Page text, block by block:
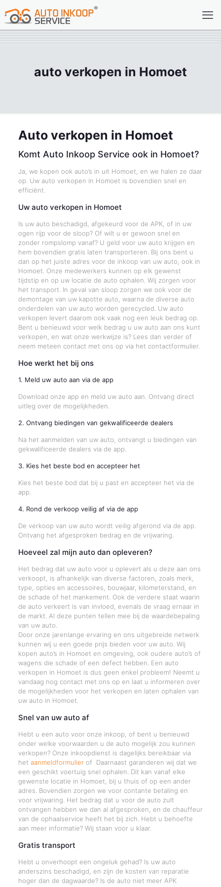
auto verkopen in Homoet
Auto verkopen in Homoet
Komt Auto Inkoop Service ook in Homoet?
Ja, we kopen ook auto’s in uit Homoet, en we halen ze daar
op. Uw auto verkopen in Homoet is bovendien snel en
efficiënt.
Uw auto verkopen in Homoet
Is uw auto beschadigd, afgekeurd voor de APK, of in uw
ogen rijp voor de sloop? Of wilt u er gewoon snel en
zonder rompslomp vanaf? U geld voor uw auto krijgen en
hem bovendien gratis laten transporteren. Bij ons bent u
dan op het juiste adres voor de inkoop van uw auto, ook in
Homoet. Onze medewerkers kunnen op elk gewenst
tijdstip en op uw locatie de auto ophalen. Wij zorgen voor
het transport. In geval van sloop zorgen we ook voor de
demontage van uw kapotte auto, waarna de diverse auto
onderdelen van uw auto worden gerecycled. Uw auto
verkopen levert daarom ook vaak nog een leuk bedrag op.
Bent u benieuwd voor welk bedrag u uw auto aan ons kunt
verkopen, en wat onze werkwijze is? Lees dan verder of
neem meteen contact met ons op via het contactformulier.
Hoe werkt het bij ons
1. Meld uw auto aan via de app
Download onze app en meld uw auto aan. Ontvang direct
uitleg over de mogelijkheden.
2. Ontvang biedingen van gekwalificeerde dealers
Na het aanmelden van uw auto, ontvangt u biedingen van
gekwalificeerde dealers via de app.
3. Kies het beste bod en accepteer het
Kies het beste bod dat bij u past en accepteer het via de
app.
4. Rond de verkoop veilig af via de app
De verkoop van uw auto wordt veilig afgerond via de app.
Ontvang het afgesproken bedrag en de vrijwaring.
Hoeveel zal mijn auto dan opleveren?
Het bedrag dat uw auto voor u oplevert als u deze aan ons
verkoopt, is afhankelijk van diverse factoren, zoals merk,
type, opties en accessoires, bouwjaar, kilometerstand, en
de schade of het mankement. Ook de verdere staat waarin
de auto verkeert is van invloed, evenals de vraag ernaar in
de markt. Al deze punten tellen mee bij de waardebepaling
van uw auto.
Door onze jarenlange ervaring en ons uitgebreide netwerk
kunnen wij u een goede prijs bieden voor uw auto. Wij
kopen auto’s in Homoet en omgeving, ook oudere auto’s of
wagens die schade of een defect hebben. Een auto
verkopen in Homoet is dus geen enkel probleem! Neemt u
vandaag nog contact met ons op en laat u informeren over
de mogelijkheden voor het verkopen en laten ophalen van
uw auto in Homoet.
Snel van uw auto af
Hebt u een auto voor onze inkoop, of bent u benieuwd
onder welke voorwaarden u de auto mogelijk zou kunnen
verkopen? Onze inkoopdienst is dagelijks bereikbaar via
het aanmeldformulierof Daarnaast garanderen wij dat we
een geschikt voertuig snel ophalen. Dit kan vanaf elke
gewenste locatie in Homoet, bij u thuis of op een ander
adres. Bovendien zorgen we voor contante betaling en
voor vrijwaring. Het bedrag dat u voor de auto zult
ontvangen hebben we dan al afgesproken, en de chauffeur
van de ophaalservice heeft het bij zich. Hebt u behoefte
aan meer informatie? Wij staan voor u klaar.
Gratis transport
Hebt u onverhoopt een ongeluk gehad? Is uw auto
anderszins beschadigd, en zijn de kosten van reparatie
hoger dan de dagwaarde? Is de auto niet meer APK